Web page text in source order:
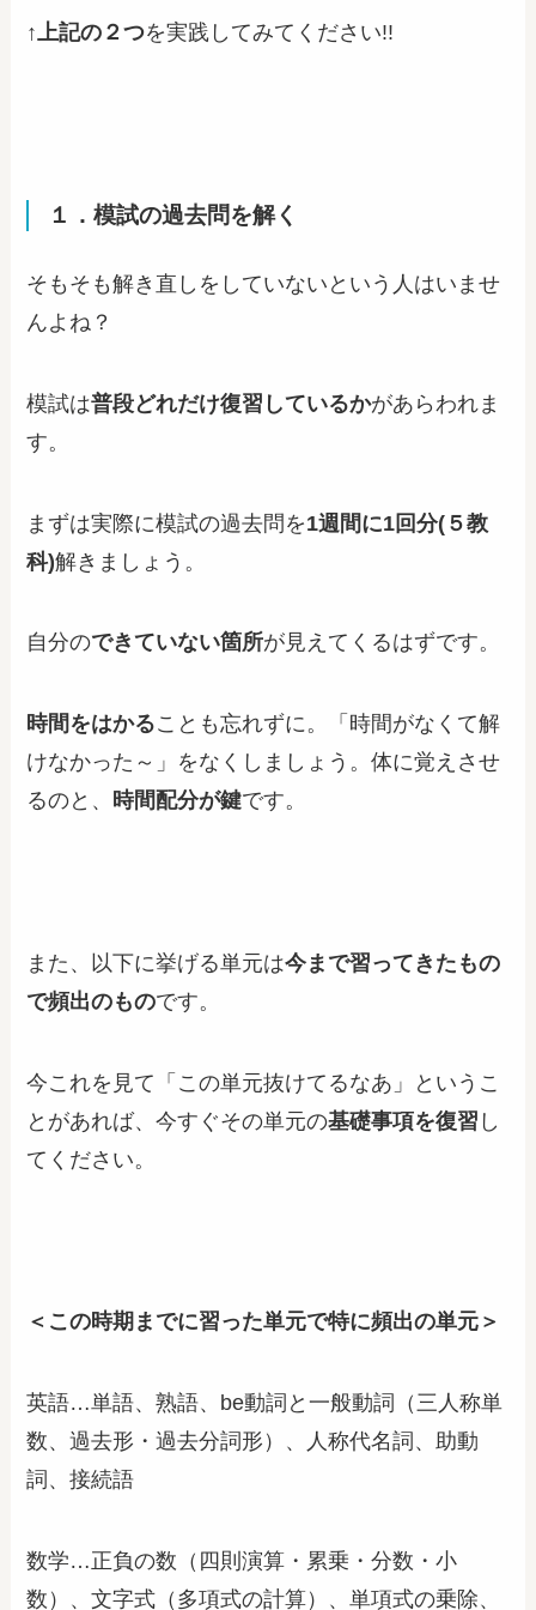
↑ 上記の２つを実践してみてください!!
１．模試の過去問を解く
そもそも解き直しをしていないという人はいませ
んよね？
模試は普段どれだけ復習しているかがあらわれま
す。
まずは実際に模試の過去問を1週間に1回分(５教
科)解きましょう。
自分のできていない箇所が見えてくるはずです。
時間をはかることも忘れずに。「時間がなくて解
けなかった～」をなくしましょう。体に覚えさせ
るのと、 時間配分が鍵です。
また、以下に挙げる単元は今まで習ってきたもの
で頻出のものです。
今これを見て「この単元抜けてるなあ」というこ
とがあれば、今すぐその単元の基礎事項を復習 し
てください。
＜この時期までに習った単元で特に頻出の単元＞
英語…単語、熟語、be動詞と一般動詞（三人称単
数、過去形・過去分詞形）、人称代名詞、助動
詞、接続語
数学…正負の数（四則演算・累乗・分数・小
数）、文字式（多項式の計算）、単項式の乗除、